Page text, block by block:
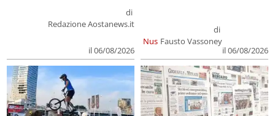
di
Redazione Aostanews.it
il 06/08/2026
Nus
di
Fausto Vassoney
il 06/08/2026